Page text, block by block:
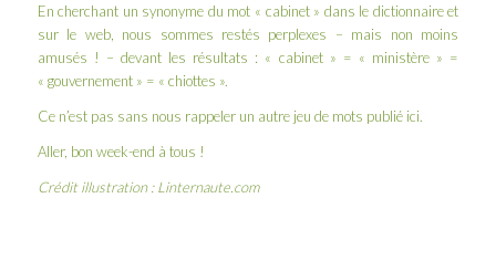
En cherchant un synonyme du mot « cabinet » dans le dictionnaire et
sur le web, nous sommes restés perplexes – mais non moins
amusés ! – devant les résultats : « cabinet » = « ministère » =
« gouvernement » = « chiottes ».
Ce n’est pas sans nous rappeler un autre jeu de mots publié ici.
Aller, bon week-end à tous !
Crédit illustration :Linternaute.com